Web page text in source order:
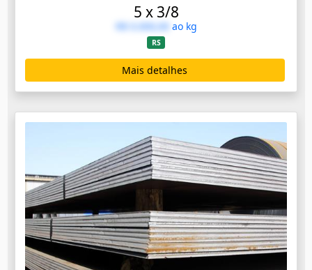
5 x 3/8
R$ 0.000,00 ao kg
RS
Mais detalhes